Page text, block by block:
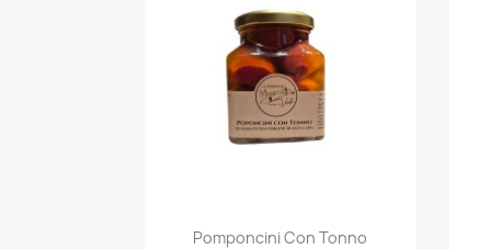
Anteprima
Pomponcini Con Tonno